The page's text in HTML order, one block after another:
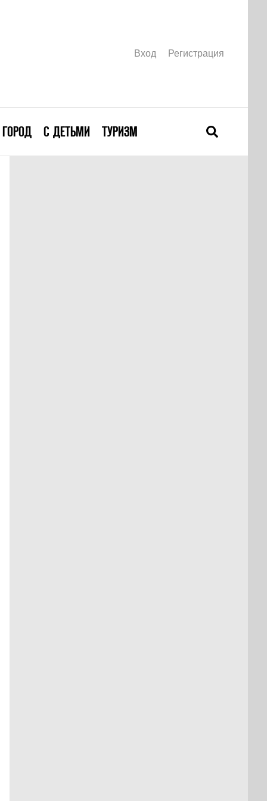
Вход Регистрация
ГОРОД С ДЕТЬМИ ТУРИЗМ